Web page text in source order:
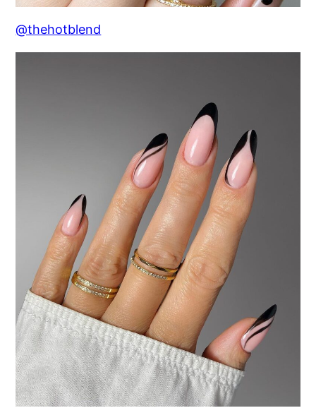
@thehotblend